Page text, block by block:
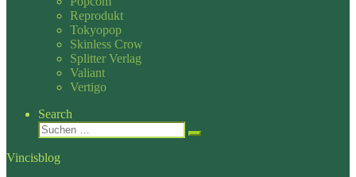
Reprodukt
Tokyopop
Skinless Crow
Splitter Verlag
Valiant
Vertigo
Search
Suche
Suchen …
Vincisblog